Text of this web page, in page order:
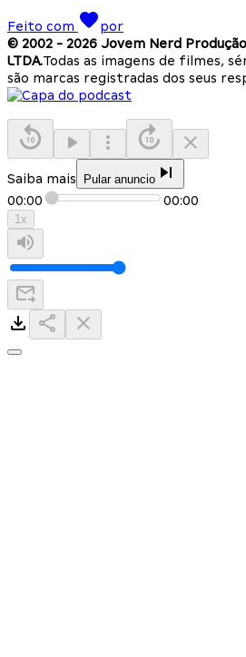
Feito com
por
© 2002 - 2026 Jovem Nerd
LTDA.Todas as imagens de filmes,
são marcas registradas dos seus
Saiba mais Pular anuncio
00:00 00:00
1x